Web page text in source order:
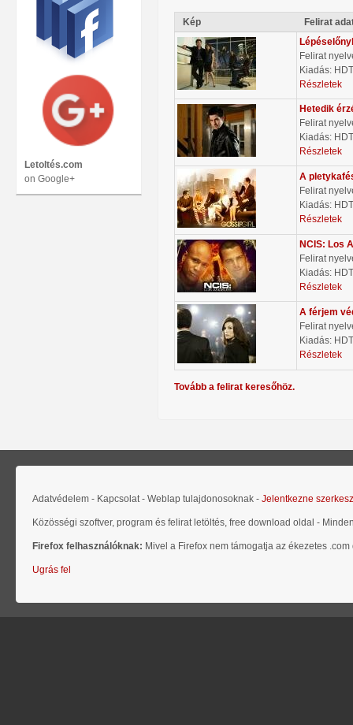
Letoltés.com
on Google+
Kép
Felirat
Felirat
Kiadás:
Részletek
Hetedik
Felirat
Kiadás:
Részletek
A
Felirat
Kiadás:
Részletek
NCIS: Los
Felirat
Kiadás:
Részletek
A férjem
Felirat
Kiadás:
Részletek
Tovább a felirat keresőhöz.
Adatvédelem - Kapcsolat - Weblap tulajdonosoknak - Jelentkezne
Közösségi szoftver, program és felirat letöltés, free download oldal -
Firefox felhasználóknak: Mivel a Firefox nem támogatja az ékezetes
Ugrás fel